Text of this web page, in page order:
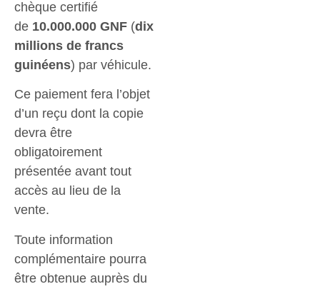
chèque certifié
de 10.000.000 GNF (dix
millions de francs
guinéens) par véhicule.
Ce paiement fera l’objet
d’un reçu dont la copie
devra être
obligatoirement
présentée avant tout
accès au lieu de la
vente.
Toute information
complémentaire pourra
être obtenue auprès du